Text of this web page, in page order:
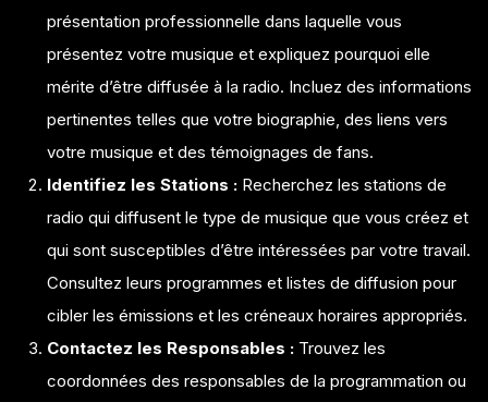
présentation professionnelle dans laquelle vous
présentez votre musique et expliquez pourquoi elle
mérite d’être diffusée à la radio. Incluez des informations
pertinentes telles que votre biographie, des liens vers
votre musique et des témoignages de fans.
Identifiez les Stations : Recherchez les stations de
radio qui diffusent le type de musique que vous créez et
qui sont susceptibles d’être intéressées par votre travail.
Consultez leurs programmes et listes de diffusion pour
cibler les émissions et les créneaux horaires appropriés.
Contactez les Responsables : Trouvez les
coordonnées des responsables de la programmation ou